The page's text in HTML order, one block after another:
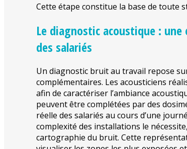
Cette étape constitue la base de toute
Le diagnostic acoustique :
des salariés
Un diagnostic bruit au travail repose
complémentaires. Les acousticiens
afin de caractériser l’ambiance
peuvent être complétées par des
réelle des salariés au cours d’une
complexité des installations le
cartographie du bruit. Cette